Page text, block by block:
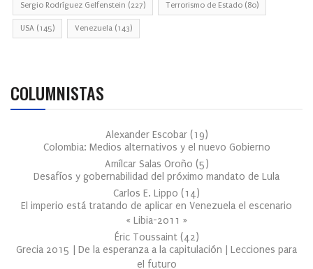
Sergio Rodríguez Gelfenstein (227) Terrorismo de Estado (80)
USA (145) Venezuela (143)
COLUMNISTAS
Alexander Escobar (19)
Colombia: Medios alternativos y el nuevo Gobierno
Amílcar Salas Oroño (5)
Desafíos y gobernabilidad del próximo mandato de Lula
Carlos E. Lippo (14)
El imperio está tratando de aplicar en Venezuela el escenario
« Libia-2011 »
Éric Toussaint (42)
Grecia 2015 | De la esperanza a la capitulación | Lecciones para
el futuro